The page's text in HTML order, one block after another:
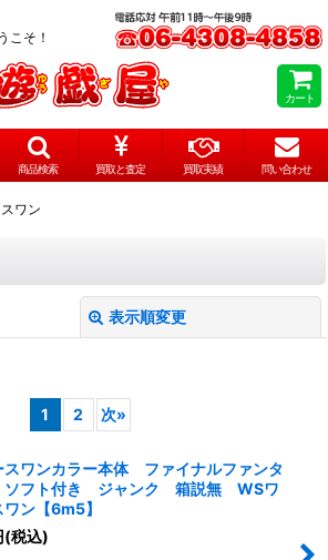
こそ！
カート
商品検索 買取と査定 買取実績 問い合わせ
ワン
表示順変更
1 2 次»
スワンカラー本体 ファイナルファンタ
フト付き ジャンク 箱説無 WSワ
ン【6m5】
(税込)